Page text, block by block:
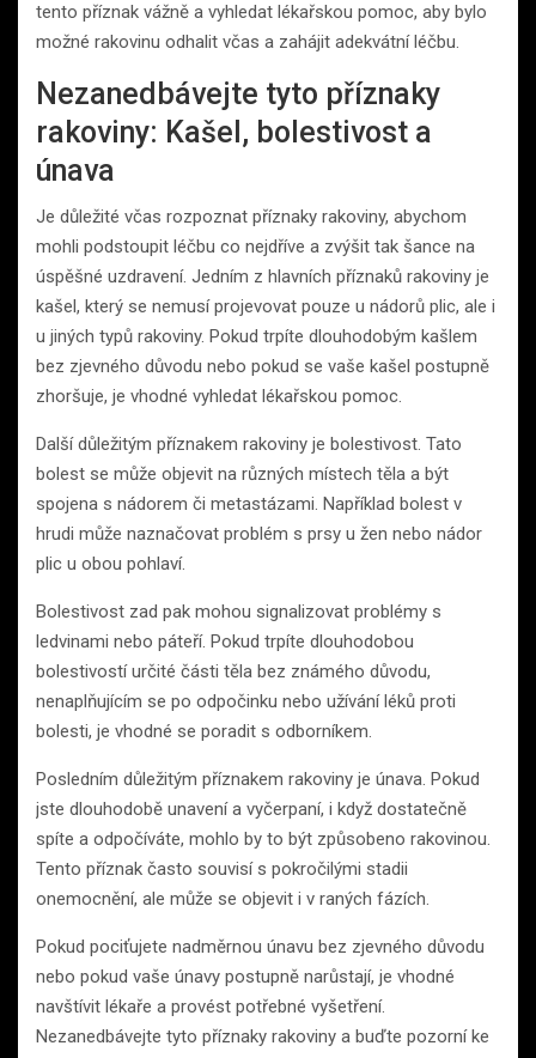
tento příznak vážně a vyhledat lékařskou pomoc, aby bylo
možné rakovinu odhalit včas a zahájit adekvátní léčbu.
Nezanedbávejte tyto příznaky
rakoviny: Kašel, bolestivost a
únava
Je důležité včas rozpoznat příznaky rakoviny, abychom
mohli podstoupit léčbu co nejdříve a zvýšit tak šance na
úspěšné uzdravení. Jedním z hlavních příznaků rakoviny je
kašel, který se nemusí projevovat pouze u nádorů plic, ale i
u jiných typů rakoviny. Pokud trpíte dlouhodobým kašlem
bez zjevného důvodu nebo pokud se vaše kašel postupně
zhoršuje, je vhodné vyhledat lékařskou pomoc.
Další důležitým příznakem rakoviny je bolestivost. Tato
bolest se může objevit na různých místech těla a být
spojena s nádorem či metastázami. Například bolest v
hrudi může naznačovat problém s prsy u žen nebo nádor
plic u obou pohlaví.
Bolestivost zad pak mohou signalizovat problémy s
ledvinami nebo páteří. Pokud trpíte dlouhodobou
bolestivostí určité části těla bez známého důvodu,
nenaplňujícím se po odpočinku nebo užívání léků proti
bolesti, je vhodné se poradit s odborníkem.
Posledním důležitým příznakem rakoviny je únava. Pokud
jste dlouhodobě unavení a vyčerpaní, i když dostatečně
spíte a odpočíváte, mohlo by to být způsobeno rakovinou.
Tento příznak často souvisí s pokročilými stadii
onemocnění, ale může se objevit i v raných fázích.
Pokud pociťujete nadměrnou únavu bez zjevného důvodu
nebo pokud vaše únavy postupně narůstají, je vhodné
navštívit lékaře a provést potřebné vyšetření.
Nezanedbávejte tyto příznaky rakoviny a buďte pozorní ke